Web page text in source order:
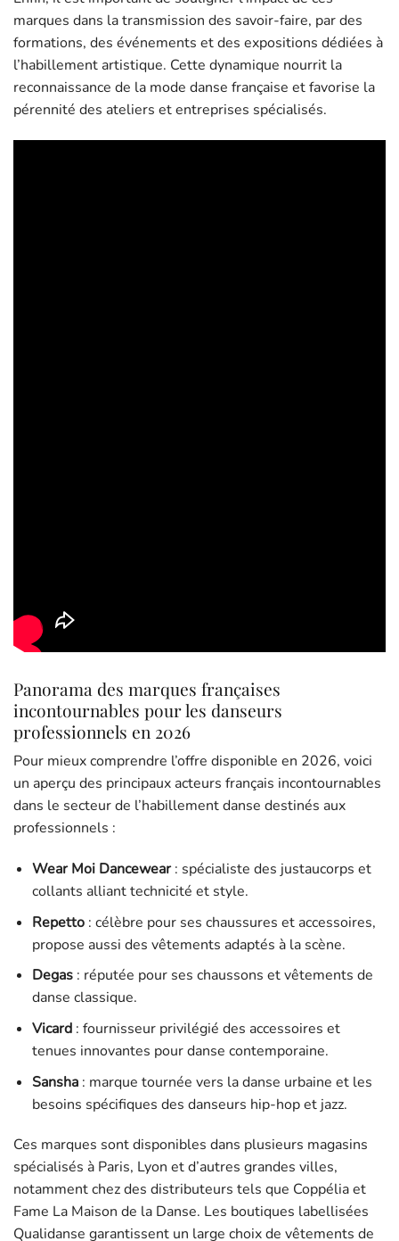
marques dans la transmission des savoir-faire, par des
formations, des événements et des expositions dédiées à
l’habillement artistique. Cette dynamique nourrit la
reconnaissance de la mode danse française et favorise la
pérennité des ateliers et entreprises spécialisés.
Panorama des marques françaises
incontournables pour les danseurs
professionnels en 2026
Pour mieux comprendre l’offre disponible en 2026, voici
un aperçu des principaux acteurs français incontournables
dans le secteur de l’habillement danse destinés aux
professionnels :
Wear Moi Dancewear: spécialiste des justaucorps et
collants alliant technicité et style.
Repetto: célèbre pour ses chaussures et accessoires,
propose aussi des vêtements adaptés à la scène.
Degas: réputée pour ses chaussons et vêtements de
danse classique.
Vicard: fournisseur privilégié des accessoires et
tenues innovantes pour danse contemporaine.
Sansha: marque tournée vers la danse urbaine et les
besoins spécifiques des danseurs hip-hop et jazz.
Ces marques sont disponibles dans plusieurs magasins
spécialisés à Paris, Lyon et d’autres grandes villes,
notamment chez des distributeurs tels que Coppélia et
Fame La Maison de la Danse. Les boutiques labellisées
Qualidanse garantissent un large choix de vêtements de